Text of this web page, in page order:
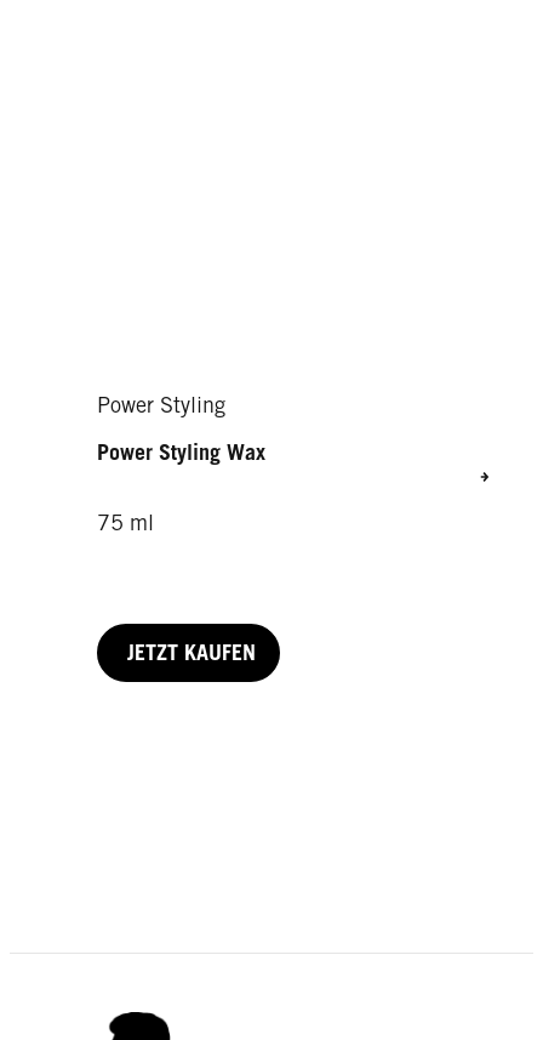
Power Styling
Power Styling Wax
75 ml
JETZT KAUFEN